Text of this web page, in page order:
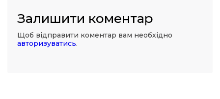
Залишити коментар
Щоб відправити коментар вам необхідно
авторизуватись.